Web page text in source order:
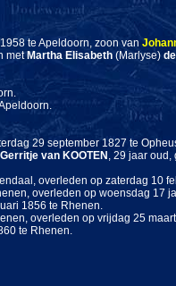
te Apeldoorn, zoon van
metMartha Elisabeth (Marlyse)
29 september 1827 te
Gerritje van KOOTEN , 29 jaar oud,
overleden op zaterdag 10
overleden op woensdag 17
1856 te Rhenen.
overleden op vrijdag 25
te Rhenen.